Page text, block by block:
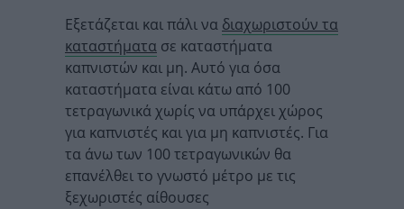
Εξετάζεται και πάλι να διαχωριστούν τα
καταστήματα σε καταστήματα
καπνιστών και μη. Αυτό για όσα
καταστήματα είναι κάτω από 100
τετραγωνικά χωρίς να υπάρχει χώρος
για καπνιστές και για μη καπνιστές. Για
τα άνω των 100 τετραγωνικών θα
επανέλθει το γνωστό μέτρο με τις
ξεχωριστές αίθουσες